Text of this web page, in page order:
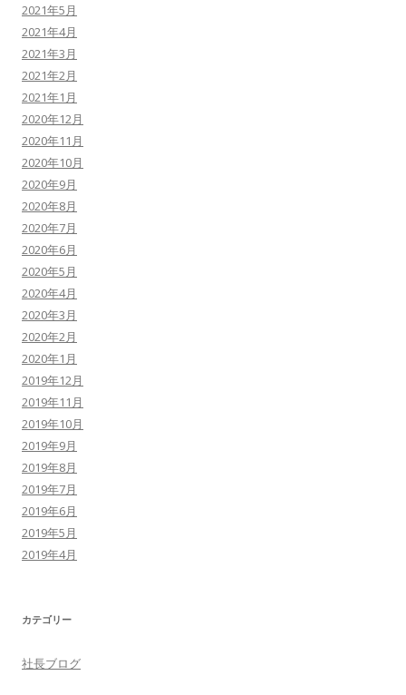
2021年5月
2021年4月
2021年3月
2021年2月
2021年1月
2020年12月
2020年11月
2020年10月
2020年9月
2020年8月
2020年7月
2020年6月
2020年5月
2020年4月
2020年3月
2020年2月
2020年1月
2019年12月
2019年11月
2019年10月
2019年9月
2019年8月
2019年7月
2019年6月
2019年5月
2019年4月
カテゴリー
社長ブログ